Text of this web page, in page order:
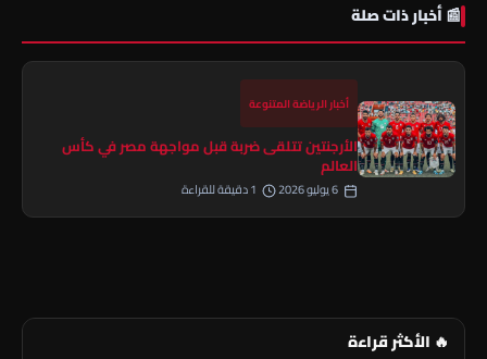
📰 أخبار ذات صلة
أخبار الرياضة المتنوعة
الأرجنتين تتلقى ضربة قبل مواجهة مصر في كأس
العالم
🔥 الأكثر قراءة